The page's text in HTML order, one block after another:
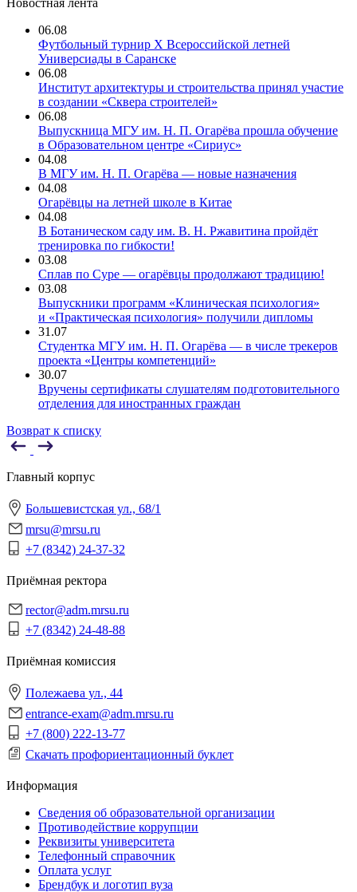
Новостная лента
06.08
Футбольный турнир X Всероссийской летней
Универсиады в Саранске
06.08
Институт архитектуры и строительства принял участие
в создании «Сквера строителей»
06.08
Выпускница МГУ им. Н. П. Огарёва прошла обучение
в Образовательном центре «Сириус»
04.08
В МГУ им. Н. П. Огарёва — новые назначения
04.08
Огарёвцы на летней школе в Китае
04.08
В Ботаническом саду им. В. Н. Ржавитина пройдёт
тренировка по гибкости!
03.08
Сплав по Суре — огарёвцы продолжают традицию!
03.08
Выпускники программ «Клиническая психология»
и «Практическая психология» получили дипломы
31.07
Студентка МГУ им. Н. П. Огарёва — в числе трекеров
проекта «Центры компетенций»
30.07
Вручены сертификаты слушателям подготовительного
отделения для иностранных граждан
Возврат к списку
Главный корпус
Большевистская ул., 68/1
mrsu@mrsu.ru
+7 (8342) 24-37-32
Приёмная ректора
rector@adm.mrsu.ru
+7 (8342) 24-48-88
Приёмная комиссия
Полежаева ул., 44
entrance-exam@adm.mrsu.ru
+7 (800) 222-13-77
Скачать профориентационный буклет
Информация
Сведения об образовательной организации
Противодействие коррупции
Реквизиты университета
Телефонный справочник
Оплата услуг
Брендбук и логотип вуза